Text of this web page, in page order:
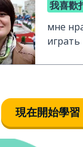
我喜歡
мне
играть
現在開始學習